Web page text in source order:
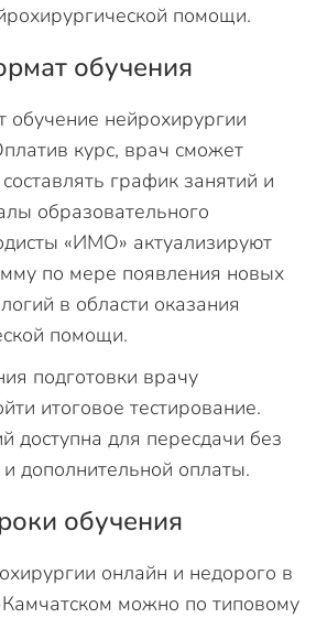
помощи.
обучения
нейрохирургии
курс, врач сможет
график занятий и
образовательного
«ИМО» актуализируют
по мере появления новых
в области оказания
помощи.
подготовки врачу
итоговое тестирование.
доступна для пересдачи без
дополнительной оплаты.
обучения
онлайн и недорого в
можно по типовому